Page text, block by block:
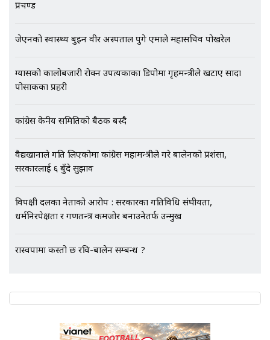
गायब || Everest Hospital
Followup: CCTV Footage Lost |
प्रचण्ड
जेएनको स्वास्थ्य बुझ्न वीर अस्पताल पुगे एमाले महासचिव पोखरेल
ग्यासको कालोबजारी रोक्न उपत्यकाका डिपोमा गृहमन्त्रीले खटाए सादा
पोसाकका प्रहरी
कांग्रेस केन्द्रीय समितिको बैठक बस्दै
वैद्यखानाले गति लिएकोमा कांग्रेस महामन्त्रीले गरे बालेनको प्रशंसा,
सरकारलाई ६ बुँदे सुझाव
विपक्षी दलका नेताको आरोप : सरकारका गतिविधि संघीयता,
धर्मनिरपेक्षता र गणतन्त्र कमजोर बनाउनेतर्फ उन्मुख
रास्वपामा कस्तो छ रवि-बालेन सम्बन्ध ?